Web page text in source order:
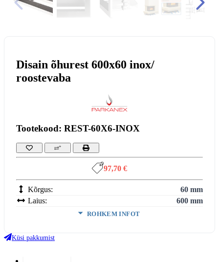
Disain õhurest 600x60 inox/
roostevaba
Tootekood: REST-60X6-INOX
97,70 €
Kõrgus:
60 mm
Laius:
600 mm
ROHKEM INFOT
Küsi pakkumist